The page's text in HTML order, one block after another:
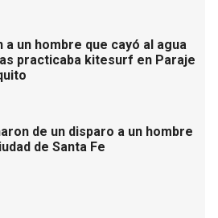
a un hombre que cayó al agua
practicaba kitesurf en Paraje
de un disparo a un hombre
de Santa Fe